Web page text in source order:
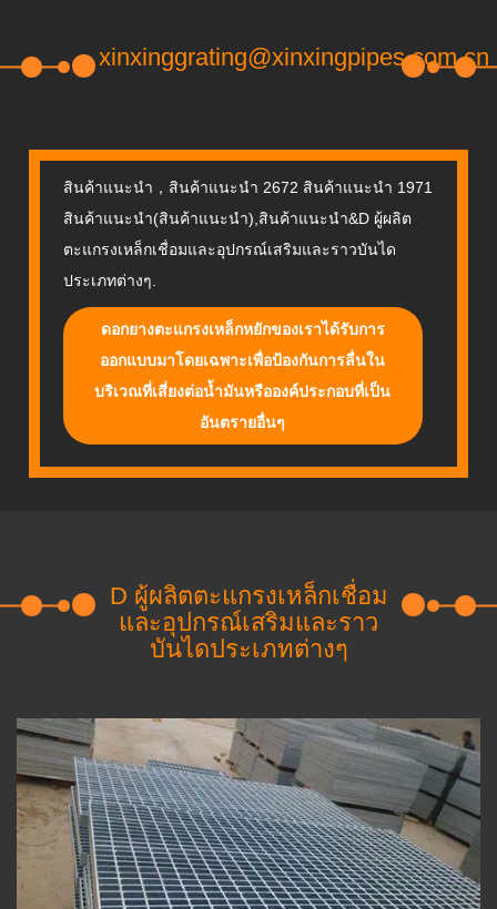
xinxinggrating@xinxingpipes.com.cn
สินค้าแนะนำ，สินค้าแนะนำ 2672 สินค้าแนะนำ 1971
สินค้าแนะนำ(สินค้าแนะนำ),สินค้าแนะนำ&D ผู้ผลิต
ตะแกรงเหล็กเชื่อมและอุปกรณ์เสริมและราวบันได
ประเภทต่างๆ.
ดอกยางตะแกรงเหล็กหยักของเราได้รับการ
ออกแบบมาโดยเฉพาะเพื่อป้องกันการลื่นใน
บริเวณที่เสี่ยงต่อน้ำมันหรือองค์ประกอบที่เป็น
อันตรายอื่นๆ
D ผู้ผลิตตะแกรงเหล็กเชื่อม
และอุปกรณ์เสริมและราว
บันไดประเภทต่างๆ